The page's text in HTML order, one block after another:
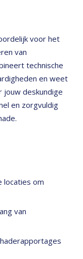
voor het
van
technische
en weet
jouw deskundige
en zorgvuldig
locaties om
van